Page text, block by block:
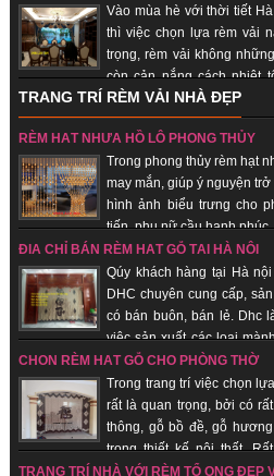
dụng đi kèm, trang trí cho cửa nhà nói
những vật phẩm quan trọng giúp gia chủ
mắn, bình an.
Vào mùa hè với thời tiết
thì việc chọn lựa rèm vải
trọng, rèm vải không
còn cản nắng cách nhiệt
khách hàng luôn mát. Khi ai đó nhìn vào
người ta sẽ đánh giá được “gu” thẩm mỹ
sẽ thể hiện cá tính, con người của bạn.
vải phù hợp sẽ giúp cho sinh hoạt gia
nắng gắt của mùa hè.
TRANG TRÍ RÈM VẢI NHÀ ĐẸP
RÈM HẠT NHỰA HỒ LÔ PHONG THỦY
Trong phong thủy rèm hạt
may mắn, giúp ý nguyện
hình ảnh biểu trưng cho
tiến, phụ nữ cầu hạnh
biểu trưng cho sự hài hòa âm dương.
hàng nhanh, uy tín.
ĐỊA CHỈ BÁN RÈM HẠT GỖ TẠI HÀ NỘI
Qúy khách hàng tại Hà
DHC chuyên cung cấp,
có bán buôn, bán lẻ. Dhc
việc sản xuất các loại
nghiệm trên 18 năm trên thị trường, được
đơn vị uy tín tại thị trường Hà nội, các
mang ý nghĩa truyền thống được gìn giữ
ưu điểm nổi trội mà không loại rèm cửa
CHỌN RÈM HẠT GỖ CHO PHÒNG THỜ
Trong trang trí việc chọn
rất là quan trọng, bởi có
thông, gỗ bồ đề, gỗ
trong thiết kế nội thất.
phong cách hiện đại và sang trọng ra đời.
TRANG TRÍ NHÀ VỚI RÈM TỔ ONG ĐẸP